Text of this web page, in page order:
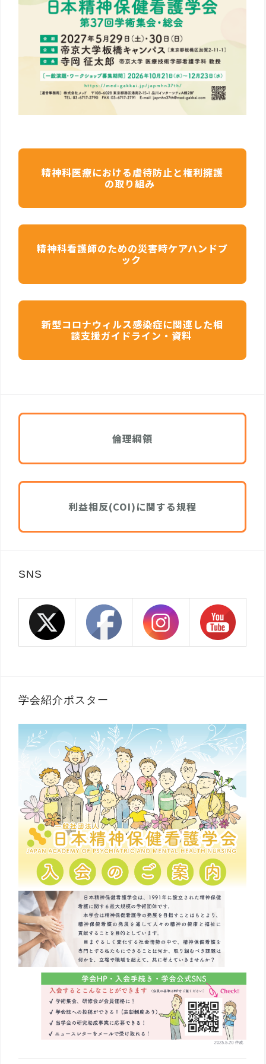
精神科医療における虐待防止と権利擁護
の取り組み
精神科看護師のための災害時ケアハンドブ
ック
新型コロナウィルス感染症に関連した相
談支援ガイドライン・資料
倫理綱領
利益相反(COI)に関する規程
SNS
学会紹介ポスター